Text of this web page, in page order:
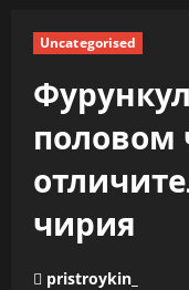
Uncategorised
половом
чирия
pristroykin_